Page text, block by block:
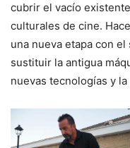
cubrir el vacío
culturales de cine.
una nueva etapa con
sustituir la antigua
nuevas tecnologías y